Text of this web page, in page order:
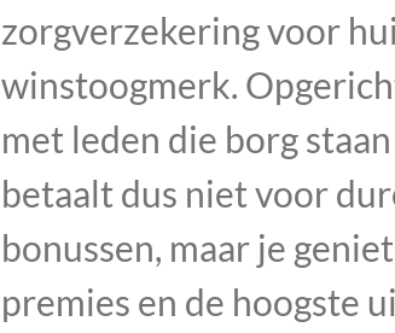
zorgverzekering voor
winstoogmerk.
met leden die borg
betaalt dus niet voor
bonussen, maar je
premies en de hoogste